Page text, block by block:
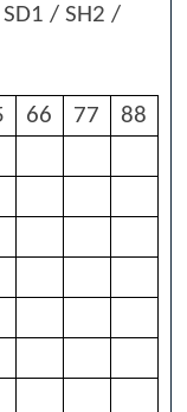
/ SH2 /
66 77
88